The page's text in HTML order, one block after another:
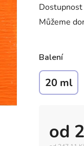
Dostupnost
Můžeme
od
Balení
20 ml